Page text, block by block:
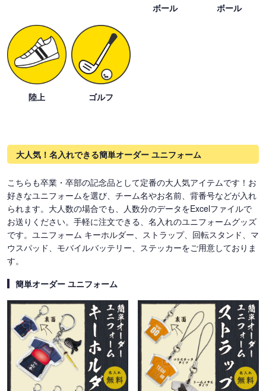
ボール
ボール
陸上 ゴルフ
大人気！名入れできる簡単オーダー ユニフォーム
こちらも卒業・卒部の記念品として定番の大人気アイテムです！お
好きなユニフォームを選び、チーム名やお名前、背番号などが入れ
られます。大人数の場合でも、人数分のデータをExcelファイルで
お送りください。手軽に注文できる、名入れのユニフォームグッズ
です。ユニフォーム キーホルダー、ストラップ、回転スタンド、マ
ウスパッド、モバイルバッテリー、ステッカーをご用意しておりま
す。
簡単オーダー ユニフォーム